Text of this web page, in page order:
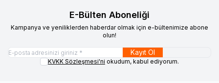
E-Bülten Aboneliği
Kampanya ve yeniliklerden haberdar olmak için e-bültenimize abone
olun!
Kayıt Ol
KVKK Sözleşmesi'ni okudum, kabul ediyorum.